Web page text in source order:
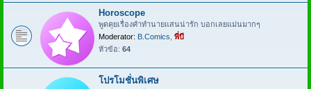
Horoscope
พูดคุยเรื่องคำทำนายแสนน่ารัก บอกเลยแม่นมากๆ
Moderator: B.Comics พี่บี
หัวข้อ: 64
โปรโมชั่นพิเศษ